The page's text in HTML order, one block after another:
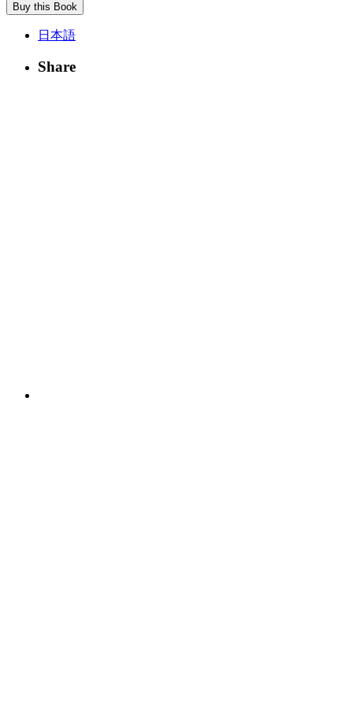
Buy this Book
日本語
Share